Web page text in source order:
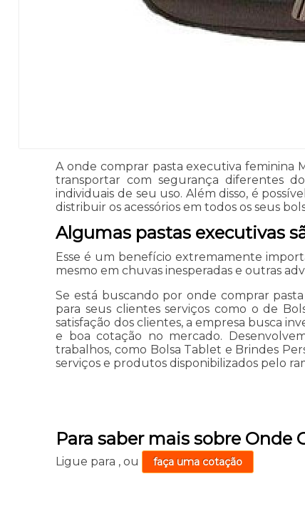
A onde comprar pasta executiva feminina
transportar com segurança diferentes
individuais de seu uso. Além disso, é
distribuir os acessórios em todos os seus
Algumas pastas executivas
Esse é um benefício extremamente
mesmo em chuvas inesperadas e outras
Se está buscando por onde comprar
para seus clientes serviços como o de
satisfação dos clientes, a empresa busca
e boa cotação no mercado.
trabalhos, como Bolsa Tablet e Brindes
serviços e produtos disponibilizados pelo
Para saber mais sobre
Ligue para ,ou faça uma cotação